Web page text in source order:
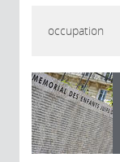
occupation